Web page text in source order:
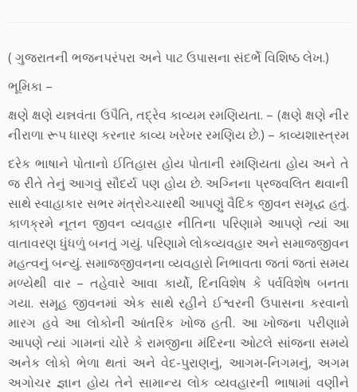
( ગુજરાતની ભજનપરંપરા અને પાટ ઉપાસના સંદર્ભે વિશિષ્ઠ લેખ.)
ભૂમિકા –
ક્ષણે ક્ષણે યન્નવંતા ઉપૈતિ, તદ્રેવ કાવ્યમ રમણિયતા. – (ક્ષણે ક્ષણે નીર
નીરાળા રૂપ ધારણ કરનાર કાવ્ય ખરેખર રમણિય છે.) – કાવ્યશાસ્ત્રમ
દરેક ભાષાને પોતાનો ઈતિહાસ હોય પોતાની રમણિયતા હોય અને તે
જ રીતે તેનું આગવું સૌદર્ય પણ હોય છે. અગ્નિના પ્રજ્વલિત થવાની
સાથે સ્વાહાકાર સભર મંત્રોચ્ચારથી આપણું વૈદિક જીવન સમૃદ્ધ હતું.
કાળક્રમે નૂતન જીવન વ્યવહાર નીતિના પરિણામે આપણે ત્યાં આ
વાતાવરણ ધુંધળું બનતું ગયું. પરિણામે લોકવ્યવહાર અને સમાજજીવન
મહત્વનું બન્યું. સમાજજીવનના વ્યવહારો નિભાવતા જતાં જતાં સમય
મળ્યેથી વાર – તહેવારે આવા કાર્યો, દિનવિશેષ કે પર્વવિશેષ બનતા
ગયા. સમૂહ જીવનમાં એક સાથે રહીને ઈશ્વરની ઉપાસના કરવાનો
મારગ હવે આ લોકોની આંતરિક ખોજ હતી. આ ખોજના પરીણામે
આપણે ત્યાં ગામનાં ચોરે કે રામજીના મંદિરના ઓટલે સાંજના સમયે
અનેક લોકો ભેળા થતાં અને વેદ-પુરાણનું, આગમ-નિગમનું, અગમ
અગોચર જ્ઞાન હોય તેને સામાન્ય લોક વ્યવહારની ભાષામાં વણીને